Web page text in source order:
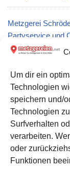
Um dir ein
Technologien
speichern und/
Technologien
Surfverhalten
verarbeiten.
oder
Funktionen
Metzgerei
Partyservice und
Metzgerei
Johann
Kontakt zu uns